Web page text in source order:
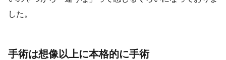
した。
手術は想像以上に本格的に手術